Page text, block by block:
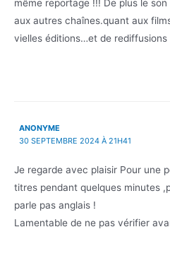
même reportage !!! De plus le
aux autres chaînes.quant aux
vielles éditions…et de rediffusions
ANONYME
30 SEPTEMBRE 2024 À 21H41
Je regarde avec plaisir Pour une
titres pendant quelques minutes
parle pas anglais !
Lamentable de ne pas vérifier